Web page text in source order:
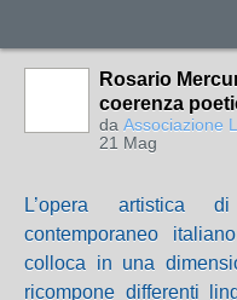
Rosario
coerenza
da Associazione
21 Mag
L’opera artistica
contemporaneo
colloca in una
ricompone differenti